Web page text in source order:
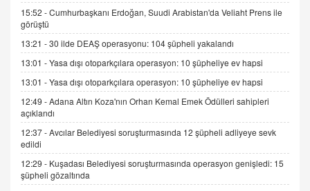
15.09.2025 16:17
SEHER EREK
Kış Ayları Geldi, Hangi Önlemler Alınmalı?
9.12.2025 10:11
İNCİ GÜL AKÖL
06.07.2026 13:00
ADEM AKÖL
Esed Destekçilerinin Yüzüne Vurulan Şamar:
15:52 -Cumhurbaşkanı Erdoğan, Suudi Arabistan'da Veliaht Prens ile
görüştü
13:21 -30 ilde DEAŞ operasyonu: 104 şüpheli yakalandı
13:01 -Yasa dışı otoparkçılara operasyon: 10 şüpheliye ev hapsi
13:01 -Yasa dışı otoparkçılara operasyon: 10 şüpheliye ev hapsi
12:49 -Adana Altın Koza'nın Orhan Kemal Emek Ödülleri sahipleri
açıklandı
12:37 -Avcılar Belediyesi soruşturmasında 12 şüpheli adliyeye sevk
edildi
12:29 - Kuşadası Belediyesi soruşturmasında operasyon genişledi: 15
şüpheli gözaltında